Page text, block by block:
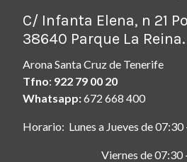
C/ Infanta Elena, n 21
38640 Parque La Reina.
Arona Santa Cruz de Tenerife
Tfno: 922 79 00 20
Whatsapp:672 668 400
Horario: Lunes a Jueves de 07:30
Viernes de 07:30 -